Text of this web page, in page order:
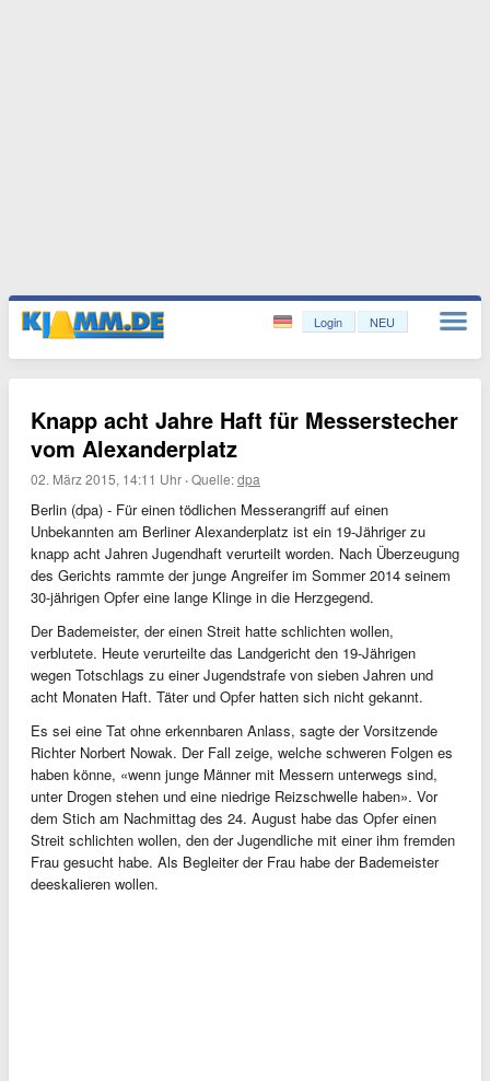
Login NEU
Knapp acht Jahre Haft für Messerstecher
vom Alexanderplatz
02. März 2015, 14:11 Uhr ·Quelle:dpa
Berlin (dpa) - Für einen tödlichen Messerangriff auf einen
Unbekannten am Berliner Alexanderplatz ist ein 19-Jähriger zu
knapp acht Jahren Jugendhaft verurteilt worden. Nach Überzeugung
des Gerichts rammte der junge Angreifer im Sommer 2014 seinem
30-jährigen Opfer eine lange Klinge in die Herzgegend.
Der Bademeister, der einen Streit hatte schlichten wollen,
verblutete. Heute verurteilte das Landgericht den 19-Jährigen
wegen Totschlags zu einer Jugendstrafe von sieben Jahren und
acht Monaten Haft. Täter und Opfer hatten sich nicht gekannt.
Es sei eine Tat ohne erkennbaren Anlass, sagte der Vorsitzende
Richter Norbert Nowak. Der Fall zeige, welche schweren Folgen es
haben könne, «wenn junge Männer mit Messern unterwegs sind,
unter Drogen stehen und eine niedrige Reizschwelle haben». Vor
dem Stich am Nachmittag des 24. August habe das Opfer einen
Streit schlichten wollen, den der Jugendliche mit einer ihm fremden
Frau gesucht habe. Als Begleiter der Frau habe der Bademeister
deeskalieren wollen.